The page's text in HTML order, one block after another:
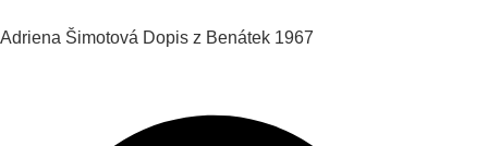
Adriena Šimotová Dopis z Benátek 1967